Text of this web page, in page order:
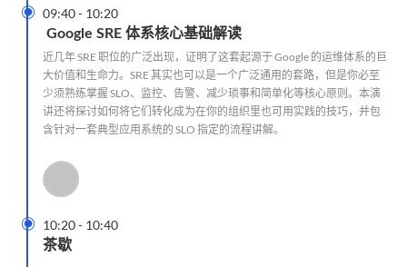
09:40- 10:20

Google SRE 体系核心基础解读
近几年 SRE 职位的广泛出现，证明了这套起源于 Google 的运维体系的巨
大价值和生命力。SRE 其实也可以是一个广泛通用的套路，但是你必至
少须熟练掌握 SLO、监控、告警、减少琐事和简单化等核心原则。本演
讲还将探讨如何将它们转化成为在你的组织里也可用实践的技巧，并包
含针对一套典型应用系统的 SLO 指定的流程讲解。
10:20- 10:40

茶歇